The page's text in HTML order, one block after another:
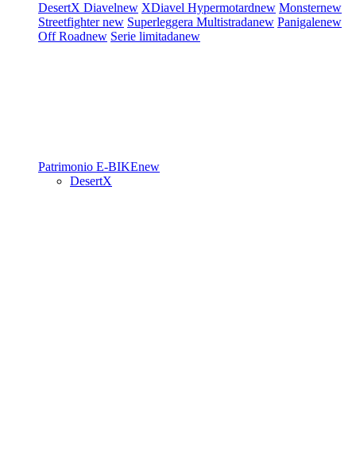
DesertX Diavelnew XDiavel Hypermotardnew Monsternew
Streetfighternew Superleggera Multistradanew Panigalenew
Off Roadnew Serie limitadanew
Patrimonio E-BIKEnew
DesertX